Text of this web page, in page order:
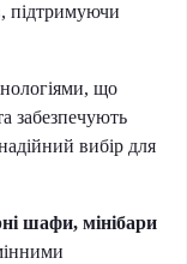
підтримуючи
що
забезпечують
вибір для
шафи, мінібари